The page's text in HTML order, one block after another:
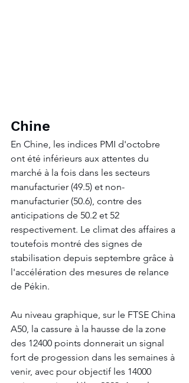
Chine
En Chine, les indices PMI d'octobre
ont été inférieurs aux attentes du
marché à la fois dans les secteurs
manufacturier (49.5) et non-
manufacturier (50.6), contre des
anticipations de 50.2 et 52
respectivement. Le climat des affaires a
toutefois montré des signes de
stabilisation depuis septembre grâce à
l'accélération des mesures de relance
de Pékin.
Au niveau graphique, sur le FTSE China
A50, la cassure à la hausse de la zone
des 12400 points donnerait un signal
fort de progession dans les semaines à
venir, avec pour objectif les 14000